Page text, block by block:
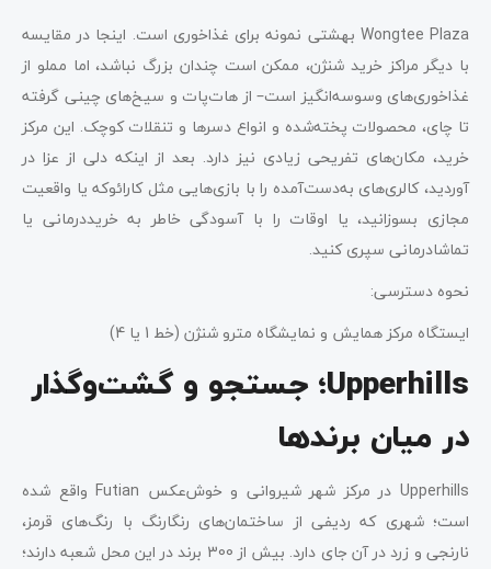
Wongtee Plaza بهشتی نمونه برای ​​غذاخوری است. اینجا در مقایسه
با دیگر مراکز خرید شنژن، ممکن است چندان بزرگ نباشد، اما مملو از
غذاخوری‌های وسوسه‌انگیز است– از هات‌پات و سیخ‌های چینی گرفته
تا چای، محصولات پخته‌شده و انواع دسرها و تنقلات کوچک. این مرکز
خرید، مکان‌های تفریحی زیادی نیز دارد. بعد از اینکه دلی از عزا در
آوردید، کالری‌های به‌دست‌آمده را با بازی‌هایی مثل کارائوکه یا واقعیت
مجازی بسوزانید، یا اوقات را با آسودگی خاطر به خریددرمانی یا
تماشادرمانی سپری کنید.
نحوه دسترسی:
ایستگاه مرکز همایش و نمایشگاه مترو شنژن (خط 1 یا 4)
Upperhills؛ جستجو و گشت‌وگذار
در میان برندها
Upperhills در مرکز شهر شیروانی و خوش‌عکس Futian واقع شده
است؛ شهری که ردیفی از ساختمان‌های رنگارنگ با رنگ‌های قرمز،
نارنجی و زرد در آن جای دارد. بیش از 300 برند در این محل شعبه دارند؛